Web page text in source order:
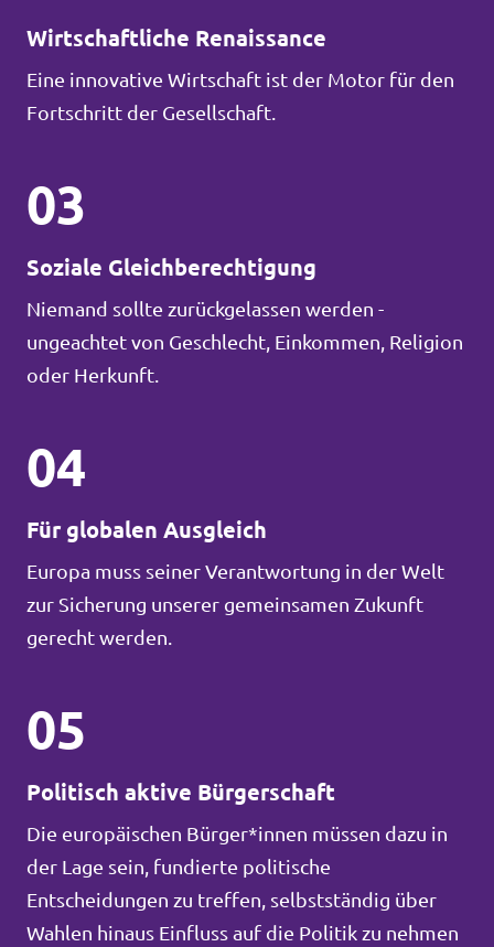
Wirtschaftliche Renaissance
Eine innovative Wirtschaft ist der Motor für den
Fortschritt der Gesellschaft.
03
Soziale Gleichberechtigung
Niemand sollte zurückgelassen werden -
ungeachtet von Geschlecht, Einkommen, Religion
oder Herkunft.
04
Für globalen Ausgleich
Europa muss seiner Verantwortung in der Welt
zur Sicherung unserer gemeinsamen Zukunft
gerecht werden.
05
Politisch aktive Bürgerschaft
Die europäischen Bürger*innen müssen dazu in
der Lage sein, fundierte politische
Entscheidungen zu treffen, selbstständig über
Wahlen hinaus Einfluss auf die Politik zu nehmen